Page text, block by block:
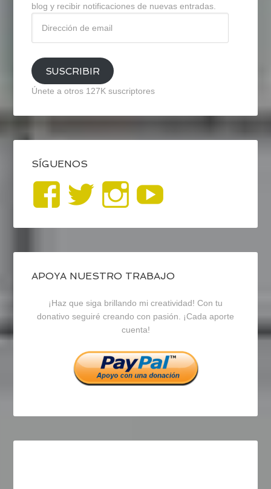
blog y recibir notificaciones de nuevas entradas.
email
SUSCRIBIR
Únete a otros 127K suscriptores
SÍGUENOS
Ver
perfil
de
blogrecursosep
en
Facebook
Ver
perfil
de
recursosep
en
Twitter
Ver
perfil
de
recursosep
en
Instagram
APOYA NUESTRO TRABAJO
¡Haz que siga brillando mi creatividad! Con tu
donativo seguiré creando con pasión. ¡Cada aporte
cuenta!